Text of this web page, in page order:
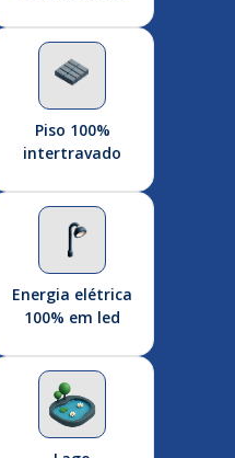
Piso 100%
intertravado
Energia elétrica
100% em led